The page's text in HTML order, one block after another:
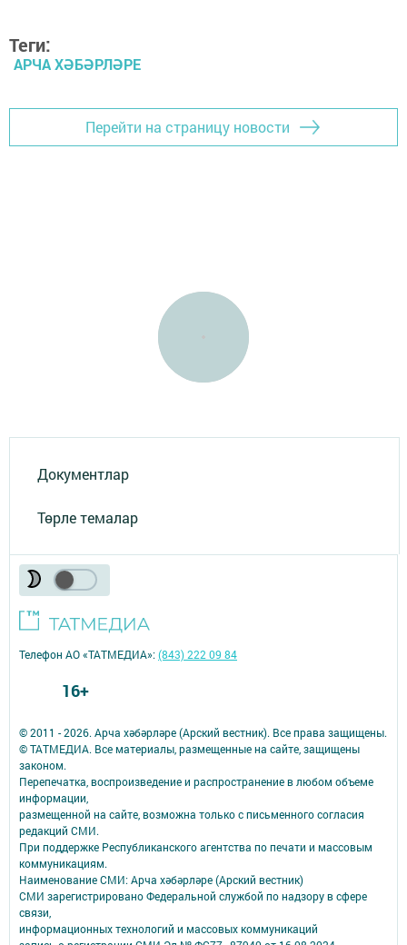
Теги:
АРЧА ХӘБӘРЛӘРЕ
Перейти на страницу новости
Документлар
Төрле темалар
© 2011 - 2026. Арча хәбәрләре (Арский вестник). Все права защищены.
© ТАТМЕДИА. Все материалы, размещенные на сайте, защищены
законом.
Перепечатка, воспроизведение и распространение в любом объеме
информации,
размещенной на сайте, возможна только с письменного согласия
редакций СМИ.
При поддержке Республиканского агентства по печати и массовым
коммуникациям.
Наименование СМИ: Арча хәбәрләре (Арский вестник)
СМИ зарегистрировано Федеральной службой по надзору в сфере
связи,
информационных технологий и массовых коммуникаций
Телефон АО «ТАТМЕДИА»:(843) 222 09 84
16+